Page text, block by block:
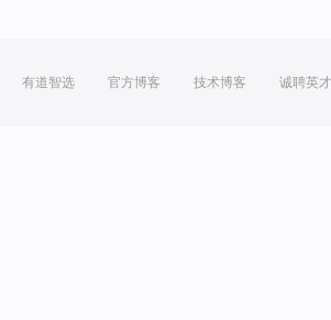
有道智选 官方博客 技术博客 诚聘英才